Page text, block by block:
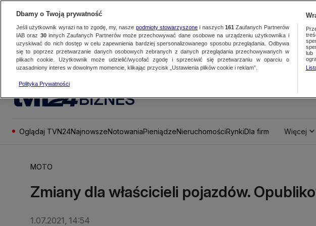
BIZNES
Oglądaj TVN24NajnowszeNotowaniaPieniądzeNieruchomościRynkiDla firm Więcej
MOTO
Zmiany dla właścicieli pojazdów.
1.07.2021, 14:54
Dbamy o Twoją prywatność
Jeśli użytkownik wyrazi na to zgodę, my, nasze podmioty stowarzyszonei naszych 161 Zaufanych Partnerów
IAB oraz 30innych Zaufanych Partnerów może przechowywać dane osobowe na urządzeniu użytkownika i
uzyskiwać do nich dostęp w celu zapewnienia bardziej spersonalizowanego sposobu przeglądania. Odbywa
się to poprzez przetwarzanie danych osobowych zebranych z danych przeglądania przechowywanych w
plikach cookie. Użytkownik może udzielić/wycofać zgodę i sprzeciwić się przetwarzaniu w oparciu o
uzasadniony interes w dowolnym momencie, klikając przycisk „Ustawienia plików cookie i reklam”.
Polityka Prywatności
lub